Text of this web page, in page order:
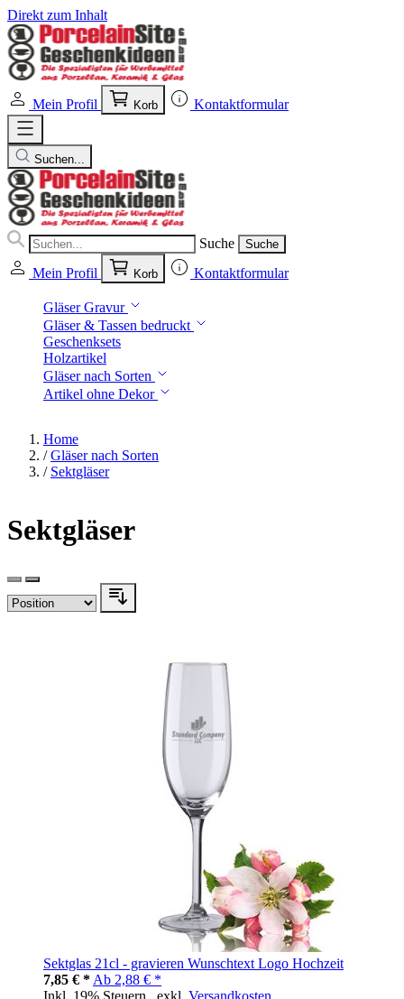
Direkt zum Inhalt
Mein Profil Korb Kontaktformular
Suchen...
Suche Suche
Mein Profil Korb Kontaktformular
Gläser Gravur
Gläser & Tassen bedruckt
Geschenksets
Holzartikel
Gläser nach Sorten
Artikel ohne Dekor
Home
/ Gläser nach Sorten
/ Sektgläser
Sektgläser
Sektglas 21cl - gravieren Wunschtext Logo Hochzeit
7,85 € * Ab 2,88 € *
Inkl. 19% Steuern , exkl. Versandkosten